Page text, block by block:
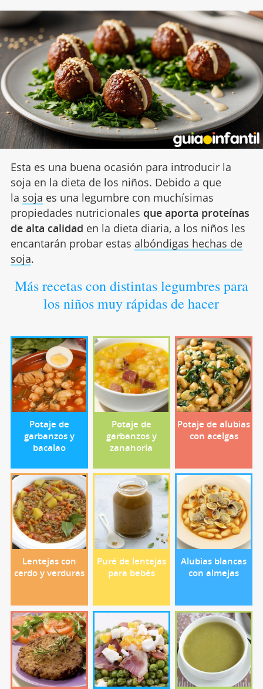
Esta es una buena ocasión para introducir la
soja en la dieta de los niños. Debido a que
la soja es una legumbre con muchísimas
propiedades nutricionales que aporta proteínas
de alta calidad en la dieta diaria, a los niños les
encantarán probar estas albóndigas hechas de
soja.
Más recetas con distintas legumbres para
los niños muy rápidas de hacer
Potaje de
garbanzos y
bacalao
Potaje de
garbanzos y
zanahoria
Potaje de alubias
con acelgas
Lentejas con
cerdo y verduras
Puré de lentejas
para bebés
Alubias blancas
con almejas